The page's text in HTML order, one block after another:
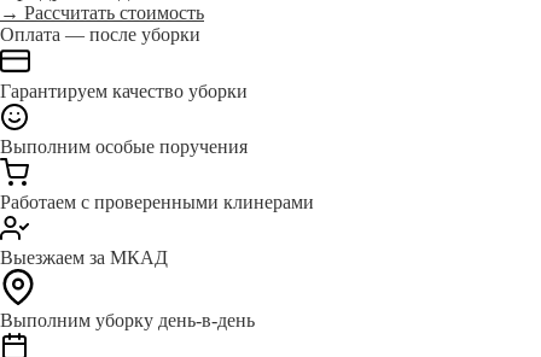
→ Рассчитать стоимость
Оплата — после уборки
Гарантируем качество уборки
Выполним особые поручения
Работаем с проверенными клинерами
Выезжаем за МКАД
Выполним уборку день-в-день